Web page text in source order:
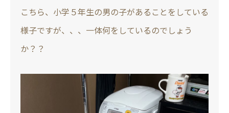
こちら、小学５年生の男の子があることをしている
様子ですが、、、一体何をしているのでしょう
か？？